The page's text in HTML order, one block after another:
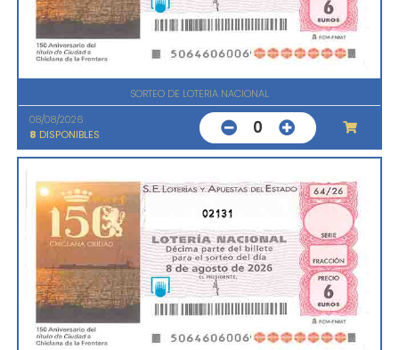
SORTEO DE LOTERIA NACIONAL
08/08/2026
8 DISPONIBLES 0
02131